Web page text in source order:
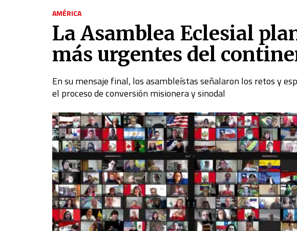
AMÉRICA
La Asamblea Eclesial
más urgentes del
En su mensaje final, los asambleístas señalaron los retos y
el proceso de conversión misionera y sinodal